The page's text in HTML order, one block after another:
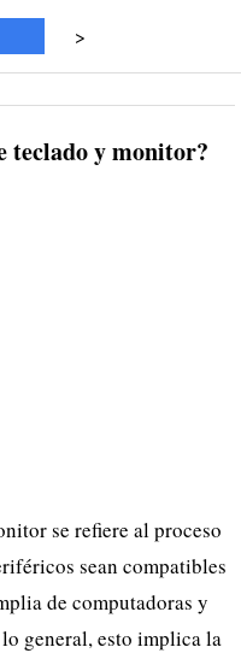
>
teclado y monitor?
se refiere al proceso
sean compatibles
de computadoras y
general, esto implica la